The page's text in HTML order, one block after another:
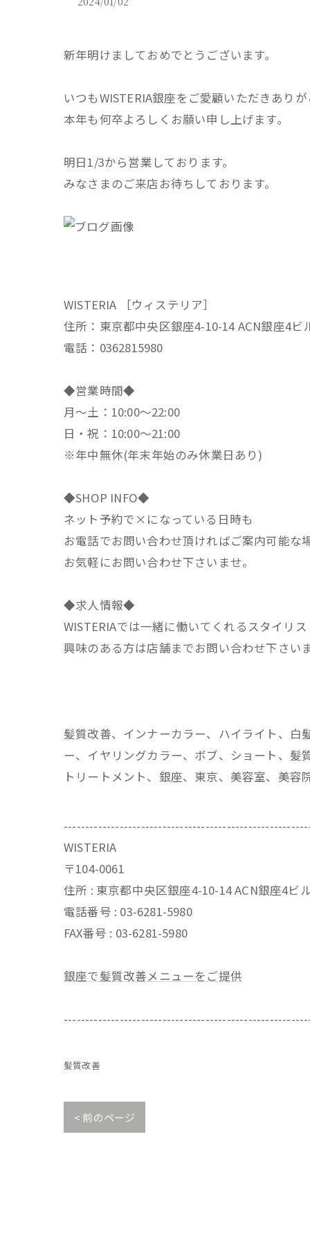
新年明けましておめでとうございます。
いつもWISTERIA銀座をご愛顧いただきあり
本年も何卒よろしくお願い申し上げます。
明日1/3から営業しております。
みなさまのご来店お待ちしております。
WISTERIA ［ウィステリア］
住所：東京都中央区銀座4-10-14 ACN銀座4ビ
電話：0362815980
◆営業時間◆
月～土：10:00～22:00
日・祝：10:00～21:00
※年中無休(年末年始のみ休業日あり)
◆SHOP INFO◆
ネット予約で×になっている日時も
お電話でお問い合わせ頂ければご案内可能な
お気軽にお問い合わせ下さいませ。
◆求人情報◆
WISTERIAでは一緒に働いてくれるスタイリ
興味のある方は店舗までお問い合わせ下さい
髪質改善、インナーカラー、ハイライト、
ー、イヤリングカラー、ボブ、ショート、髪
トリートメント、銀座、東京、美容室、美容
WISTERIA
〒104-0061
住所 : 東京都中央区銀座4-10-14 ACN銀座4ビ
電話番号 : 03-6281-5980
FAX番号 : 03-6281-5980
銀座で髪質改善メニューをご提供
髪質改善
< 前のページ